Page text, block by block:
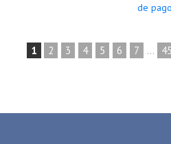
de pago
1 2 3 4 5 6 7 ...